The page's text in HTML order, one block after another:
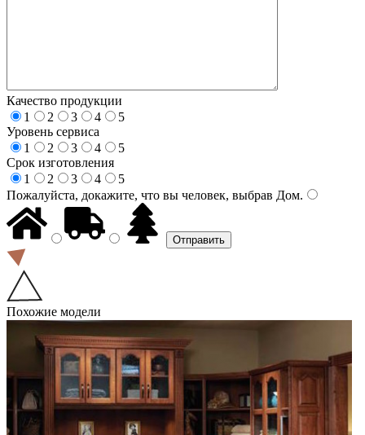
Качество продукции
1
2 3 4
5
Уровень сервиса
1
2 3 4
5
Срок изготовления
1
2 3 4
5
Пожалуйста, докажите, что вы человек, выбрав Дом.
Похожие модели